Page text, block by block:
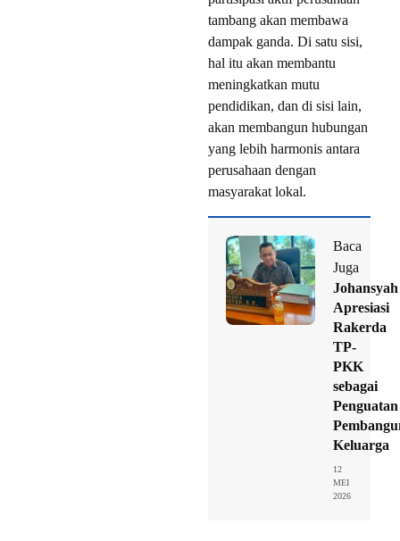
tambang akan membawa
dampak ganda. Di satu sisi,
hal itu akan membantu
meningkatkan mutu
pendidikan, dan di sisi lain,
akan membangun hubungan
yang lebih harmonis antara
perusahaan dengan
masyarakat lokal.
Baca
Juga
Johansyah
Apresiasi
Rakerda
TP-
PKK
sebagai
Penguatan
Keluarga
12
MEI
2026